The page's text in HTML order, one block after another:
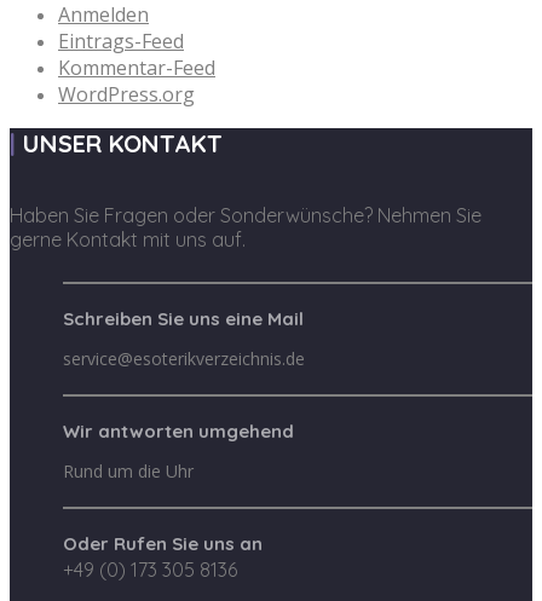
Anmelden
Eintrags-Feed
Kommentar-Feed
WordPress.org
UNSER KONTAKT
Haben Sie Fragen oder Sonderwünsche? Nehmen Sie
gerne Kontakt mit uns auf.
Schreiben Sie uns eine Mail
service@esoterikverzeichnis.de
Wir antworten umgehend
Rund um die Uhr
Oder Rufen Sie uns an
+49 (0) 173 305 8136